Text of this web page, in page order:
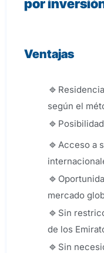
por
Ventajas
según el
Acceso a
mercado
Sin
de los
Sin